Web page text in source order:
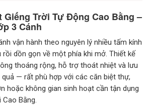
Giếng Trời Tự Động Cao Bằng –
3 Cánh
vận hành theo nguyên lý nhiều tấm kính
dồn gọn về một phía khi mở. Thiết kế
thoáng rộng, hỗ trợ thoát nhiệt và lưu
quả — rất phù hợp với các căn biệt thự,
hoặc không gian sinh hoạt cần tận dụng
Bằng.